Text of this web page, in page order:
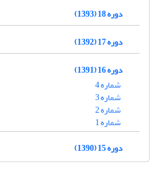
دوره 18 (1393)
دوره 17 (1392)
دوره 16 (1391)
شماره 4
شماره 3
شماره 2
شماره 1
دوره 15 (1390)